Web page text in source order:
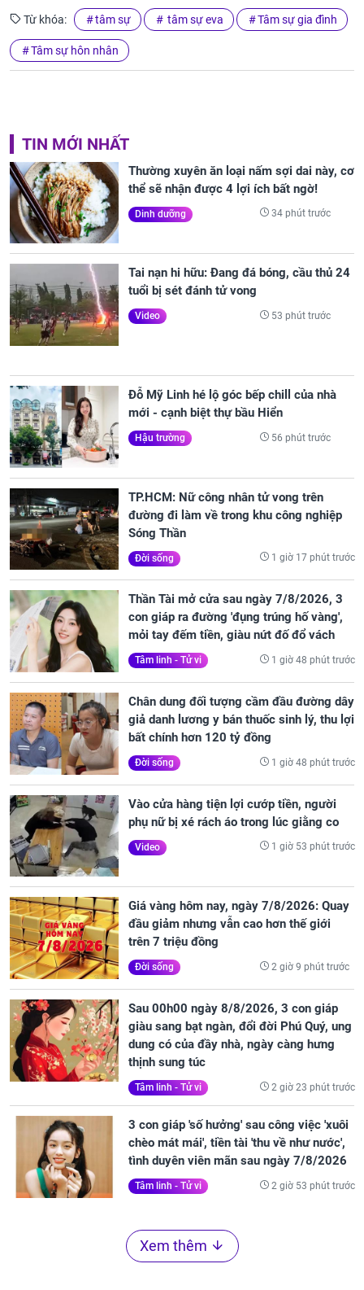
Từ khóa: tâm sự tâm sự eva Tâm sự gia đình
Tâm sự hôn nhân
TIN MỚI NHẤT
Thường xuyên ăn loại nấm sợi dai này, cơ
thể sẽ nhận được 4 lợi ích bất ngờ!
Dinh dưỡng 34 phút trước
Tai nạn hi hữu: Đang đá bóng, cầu thủ 24
tuổi bị sét đánh tử vong
Video 53 phút trước
Đỗ Mỹ Linh hé lộ góc bếp chill của nhà
mới - cạnh biệt thự bầu Hiển
Hậu trường 56 phút trước
TP.HCM: Nữ công nhân tử vong trên
đường đi làm về trong khu công nghiệp
Sóng Thần
Đời sống 1 giờ 17 phút trước
Thần Tài mở cửa sau ngày 7/8/2026, 3
con giáp ra đường 'đụng trúng hố vàng',
mỏi tay đếm tiền, giàu nứt đố đổ vách
Tâm linh - Tử vi 1 giờ 48 phút trước
Chân dung đối tượng cầm đầu đường dây
giả danh lương y bán thuốc sinh lý, thu lợi
bất chính hơn 120 tỷ đồng
Đời sống 1 giờ 48 phút trước
Vào cửa hàng tiện lợi cướp tiền, người
phụ nữ bị xé rách áo trong lúc giằng co
Video 1 giờ 53 phút trước
Giá vàng hôm nay, ngày 7/8/2026: Quay
đầu giảm nhưng vẫn cao hơn thế giới
trên 7 triệu đồng
Đời sống 2 giờ 9 phút trước
Sau 00h00 ngày 8/8/2026, 3 con giáp
giàu sang bạt ngàn, đổi đời Phú Quý, ung
dung có của đầy nhà, ngày càng hưng
thịnh sung túc
Tâm linh - Tử vi 2 giờ 23 phút trước
3 con giáp 'số hưởng' sau công việc 'xuôi
chèo mát mái', tiền tài 'thu về như nước',
tình duyên viên mãn sau ngày 7/8/2026
Tâm linh - Tử vi 2 giờ 53 phút trước
Xem thêm